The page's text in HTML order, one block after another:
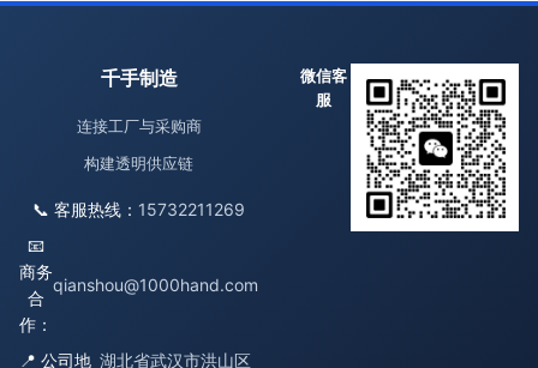
千手制造
连接工厂与采购商
构建透明供应链
📞 客服热线： 15732211269
📧
商务
合
作：
qianshou@1000hand.com
📍 公司地 湖北省武汉市洪山区
微信客
服